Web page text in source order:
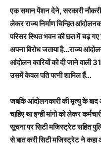
एक समान पेंशन देने, सरकारी
लेकर राज्य निर्माण चिन्हित
परिसर स्थित भवन की छत में चढ़
अपना विरोध जताया है…राज्य
आंदोलन कारियों को दी जाने वाली
उसमें केवल पति पत्नी शामिल हैं…
जबकि आंदोलनकारी की मृत्यु के बाद
चाहिए था इन्ही मांगो को लेकर
सूचना पर सिटी मजिस्ट्रेट सहित
से बात करी सिटी मजिस्ट्रेट ने कहा